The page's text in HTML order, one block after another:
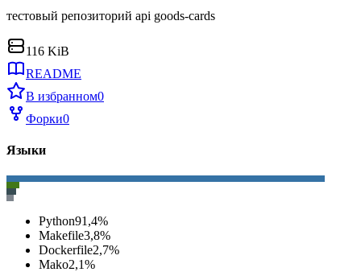
тестовый репозиторий api goods-cards
116 KiB
README
В избранном0
Форки0
Языки
Python91,4%
Makefile3,8%
Dockerfile2,7%
Mako2,1%